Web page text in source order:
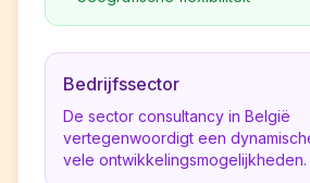
Bedrijfssector
De sector consultancy in België
vertegenwoordigt een
vele ontwikkelingsmogelijkheden.